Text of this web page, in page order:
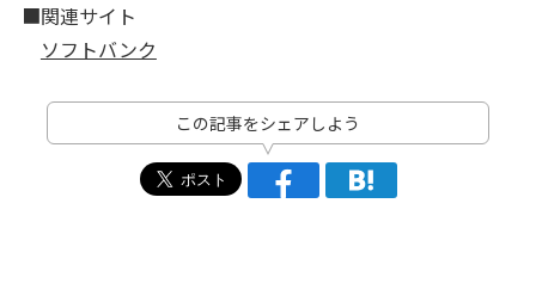
■関連サイト
ソフトバンク
この記事をシェアしよう